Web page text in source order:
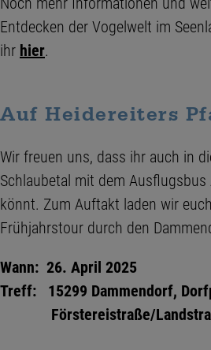
Entdecken der Vogelwelt im
ihr hier.
Auf Heidereiters
Wir freuen uns, dass ihr auch in
Schlaubetal mit dem
könnt. Zum Auftakt laden wir
Frühjahrstour durch den
Wann: 26. April 2025
Treff: 15299 Dammendorf,
Förstereistraße/